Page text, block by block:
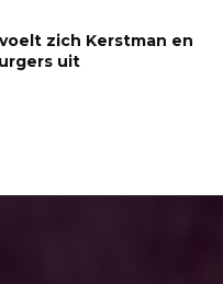
zich Kerstman en
uit